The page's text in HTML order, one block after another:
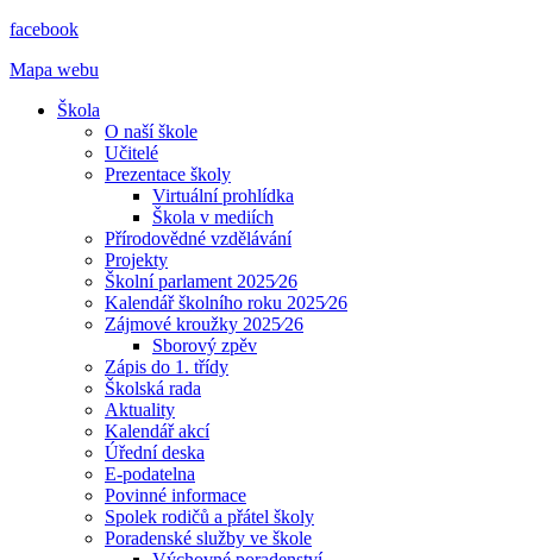
facebook
Mapa webu
Škola
O naší škole
Učitelé
Prezentace školy
Virtuální prohlídka
Škola v mediích
Přírodovědné vzdělávání
Projekty
Školní parlament 2025⁄26
Kalendář školního roku 2025⁄26
Zájmové kroužky 2025⁄26
Sborový zpěv
Zápis do 1. třídy
Školská rada
Aktuality
Kalendář akcí
Úřední deska
E-podatelna
Povinné informace
Spolek rodičů a přátel školy
Poradenské služby ve škole